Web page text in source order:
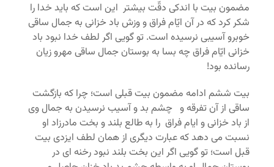
مضمون بیت با اندکی دقّت بیشتر این است که باید خدا را
شکر کرد که در آن ایّام فراق و وزش باد خزانی به جمال ساقی
خوبرو آسیبی نرسیده است. تو گویی اگر لطف خدا نبود باد
خزانی ایّام فراق چه بسا به بوستان جمال ساقی مهرو زیان
رسانده بود!
بیت ششم ادامه مضمون بیت قبلی است؛ چرا که بازگشت
ساقی از آن تفرقه و چشم بد و آسیب نرسیدن به جمال وی
از باد خزانی و ایام فراق را به طالع بلند و بخت مادرزاد او
نسبت می دهد که عبارت دیگری از همان لطف ایزدی بیت
قبل است؛ تو گویی اگر این بخت بلند نبود رخنه ای در